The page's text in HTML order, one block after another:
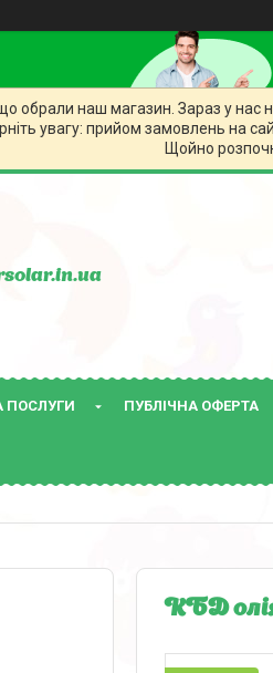
обрали наш магазин. Зараз у
увагу: прийом замовлень на
Щойно
ПОСЛУГИ ПУБЛІЧНА ОФЕРТА
КБД олія